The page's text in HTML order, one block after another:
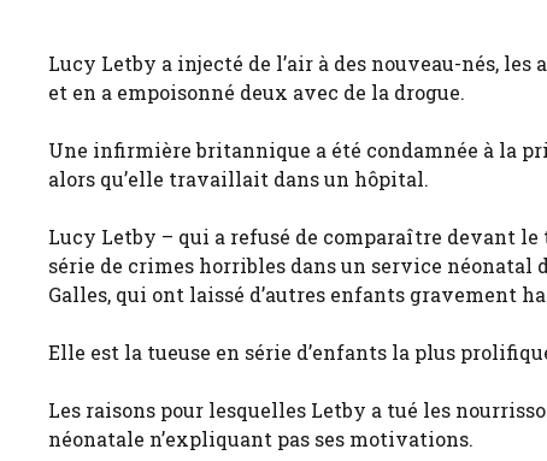
Lucy Letby a injecté de l’air à des nouveau-nés,
et en a empoisonné deux avec de la drogue.
Une infirmière britannique a été condamnée à la
alors qu’elle travaillait dans un hôpital.
Lucy Letby – qui a refusé de comparaître devant le
série de crimes horribles dans un service néonatal
Galles, qui ont laissé d’autres enfants gravement
Elle est la tueuse en série d’enfants la plus
Les raisons pour lesquelles Letby a tué les
néonatale n’expliquant pas ses motivations.